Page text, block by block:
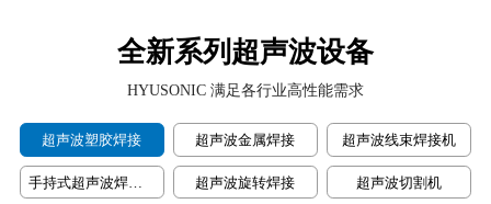
全新系列超声波设备
HYUSONIC 满足各行业高性能需求
超声波塑胶焊接 超声波金属焊接 超声波线束焊接机
手持式超声波焊接机 超声波旋转焊接 超声波切割机